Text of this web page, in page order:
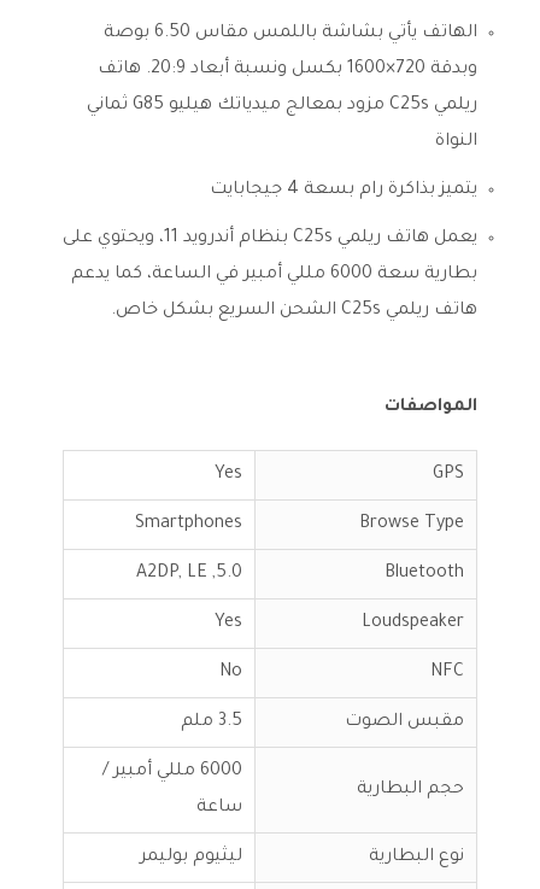
الهاتف يأتي بشاشة باللمس مقاس 6.50 بوصة
وبدقة 720×1600 بكسل ونسبة أبعاد 20:9. هاتف
ريلمي C25s مزود بمعالج ميدياتك هيليو G85 ثماني
النواة
يتميز بذاكرة رام بسعة 4 جيجابايت
يعمل هاتف ريلمي C25s بنظام أندرويد 11، ويحتوي على
بطارية سعة 6000 مللي أمبير في الساعة، كما يدعم
هاتف ريلمي C25s الشحن السريع بشكل خاص.
المواصفات
GPS
Yes
Browse Type
Smartphones
Bluetooth
5.0, A2DP, LE
Loudspeaker
Yes
NFC
No
مقبس الصوت 3.5 ملم
حجم البطارية
6000 مللي أمبير /
ساعة
نوع البطارية ليثيوم بوليمر